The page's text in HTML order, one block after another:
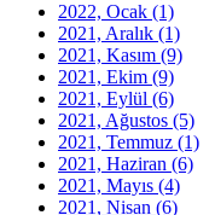
2022, Ocak (1)
2021, Aralık (1)
2021, Kasım (9)
2021, Ekim (9)
2021, Eylül (6)
2021, Ağustos (5)
2021, Temmuz (1)
2021, Haziran (6)
2021, Mayıs (4)
2021, Nisan (6)